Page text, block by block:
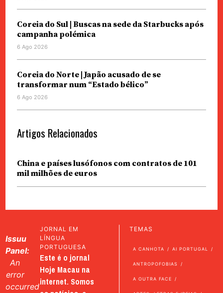
Coreia do Sul | Buscas na sede da Starbucks após
campanha polémica
6 Ago 2026
Coreia do Norte | Japão acusado de se
transformar num “Estado bélico”
6 Ago 2026
Artigos Relacionados
China e países lusófonos com contratos de 101
mil milhões de euros
Issuu
Panel:
An
error
occurred
JORNAL EM
LÍNGUA
PORTUGUESA
Este é o jornal
Hoje Macau na
internet. Somos
TEMAS
A CANHOTA AI PORTUGAL
ANTROPOFOBIAS
A OUTRA FACE